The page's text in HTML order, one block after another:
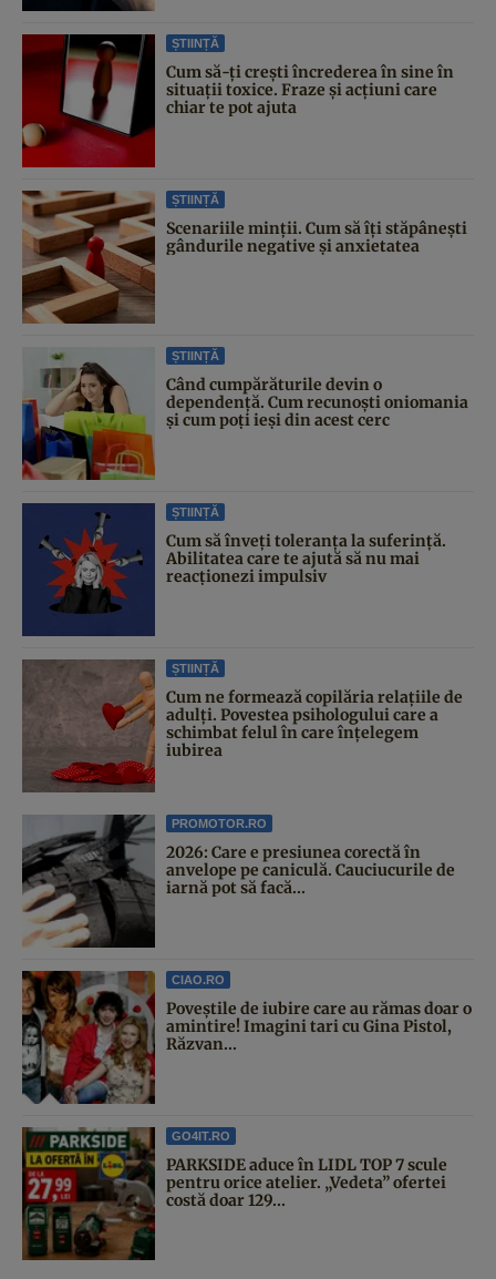
ȘTIINȚĂ
Cum să-ți crești încrederea în sine în
situații toxice. Fraze și acțiuni care
chiar te pot ajuta
ȘTIINȚĂ
Scenariile minții. Cum să îți stăpânești
gândurile negative și anxietatea
ȘTIINȚĂ
Când cumpărăturile devin o
dependență. Cum recunoști oniomania
și cum poți ieși din acest cerc
ȘTIINȚĂ
Cum să înveți toleranța la suferință.
Abilitatea care te ajută să nu mai
reacționezi impulsiv
ȘTIINȚĂ
Cum ne formează copilăria relațiile de
adulți. Povestea psihologului care a
schimbat felul în care înțelegem
iubirea
PROMOTOR.RO
2026: Care e presiunea corectă în
anvelope pe caniculă. Cauciucurile de
iarnă pot să facă...
CIAO.RO
Poveştile de iubire care au rămas doar o
amintire! Imagini tari cu Gina Pistol,
Răzvan...
GO4IT.RO
PARKSIDE aduce în LIDL TOP 7 scule
pentru orice atelier. „Vedeta” ofertei
costă doar 129...